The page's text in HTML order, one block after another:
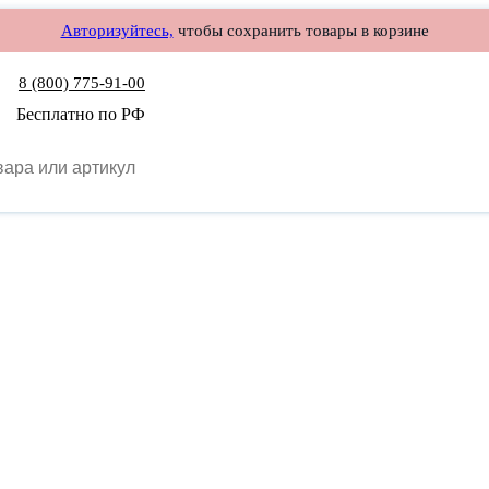
Авторизуйтесь, чтобы сохранить товары в корзине
8 (800) 775-91-00
Бесплатно по РФ